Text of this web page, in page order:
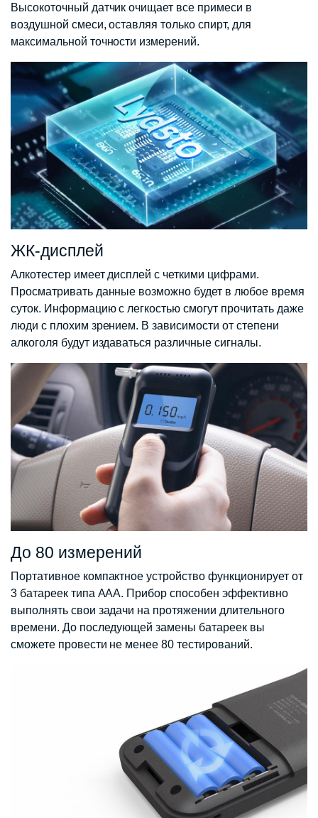
Высокоточный датчик очищает все примеси в
воздушной смеси, оставляя только спирт, для
максимальной точности измерений.
ЖК-дисплей
Алкотестер имеет дисплей с четкими цифрами.
Просматривать данные возможно будет в любое время
суток. Информацию с легкостью смогут прочитать даже
люди с плохим зрением. В зависимости от степени
алкоголя будут издаваться различные сигналы.
До 80 измерений
Портативное компактное устройство функционирует от
3 батареек типа ААА. Прибор способен эффективно
выполнять свои задачи на протяжении длительного
времени. До последующей замены батареек вы
сможете провести не менее 80 тестирований.